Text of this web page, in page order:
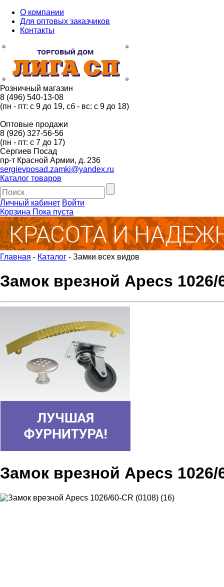
О компании
Для оптовых заказчиков
Контакты
Розничный магазин
8 (496) 540-13-08
(пн - пт: с 9 до 19, сб - вс: с 9 до 18)
Оптовые продажи
8 (926) 327-56-56
(пн - пт: с 7 до 17)
Сергиев Посад
пр-т Красной Армии, д. 236
sergievposad.zamki@yandex.ru
Каталог товаров
Личный кабинет Войти
Корзина Пока пуста
Главная - Каталог - Замки всех видов
Замок врезной Apecs 1026/
Замок врезной Apecs 1026/